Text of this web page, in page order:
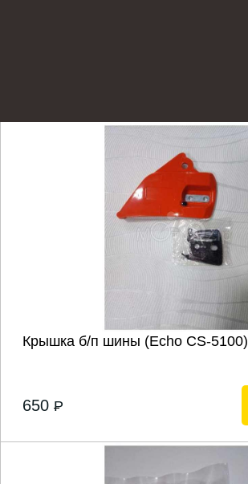
Крышка б/п шины (Echo CS-5100)
650 P